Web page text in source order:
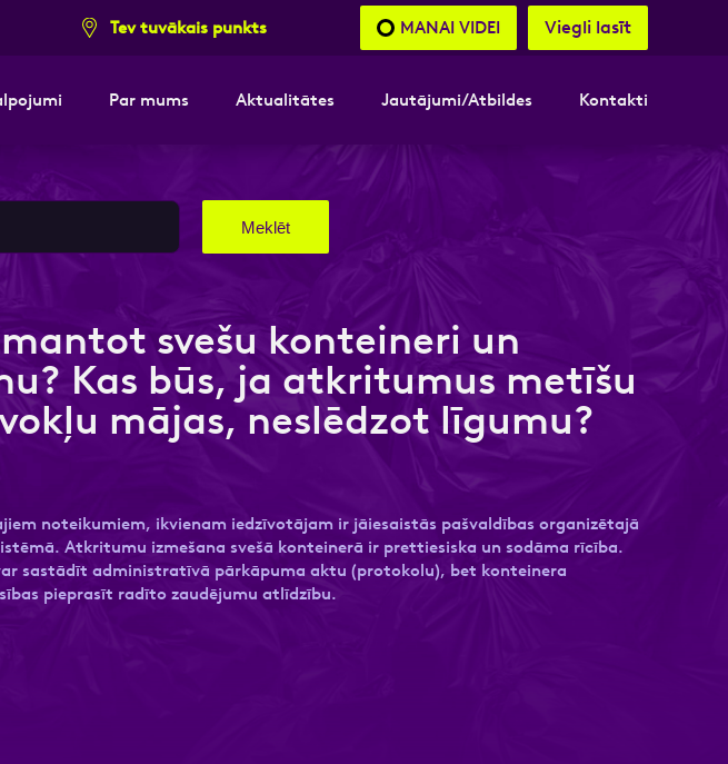
Tev tuvākais punkts MANAI VIDEI Viegli lasīt
Par mums Aktualitātes Jautājumi/Atbildes Kontakti
svešu konteineri un
Kas būs, ja atkritumus metīšu
mājas, neslēdzot līgumu?
noteikumiem, ikvienam iedzīvotājam ir jāiesaistās pašvaldības organizētajā
Atkritumu izmešana svešā konteinerā ir prettiesiska un sodāma rīcība.
sastādīt administratīvā pārkāpuma aktu (protokolu), bet konteinera
pieprasīt radīto zaudējumu atlīdzību.
Kontakttālrunis
Kontakttālrunis